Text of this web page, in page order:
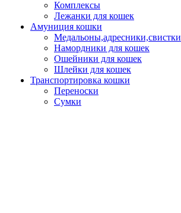
Комплексы
Лежанки для кошек
Амуниция кошки
Медальоны,адресники,свистки
Намордники для кошек
Ошейники для кошек
Шлейки для кошек
Транспортировка кошки
Переноски
Сумки